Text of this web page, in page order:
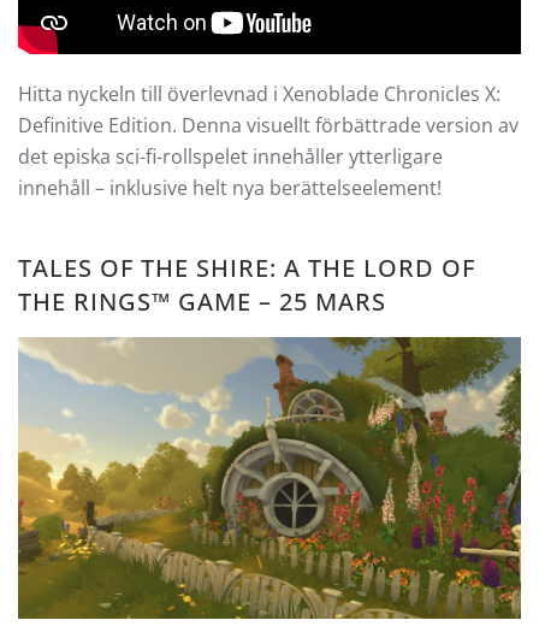
Hitta nyckeln till överlevnad i Xenoblade Chronicles X:
Definitive Edition. Denna visuellt förbättrade version av
det episka sci-fi-rollspelet innehåller ytterligare
innehåll – inklusive helt nya berättelseelement!
TALES OF THE SHIRE: A THE LORD OF
THE RINGS™ GAME – 25 MARS